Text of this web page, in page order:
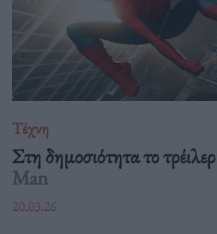
Τέχνη
Στη δημοσιότητα το
Man
20.03.26